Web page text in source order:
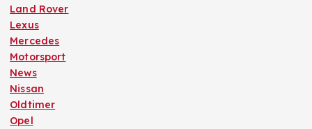
Land Rover
Lexus
Mercedes
Motorsport
News
Nissan
Oldtimer
Opel